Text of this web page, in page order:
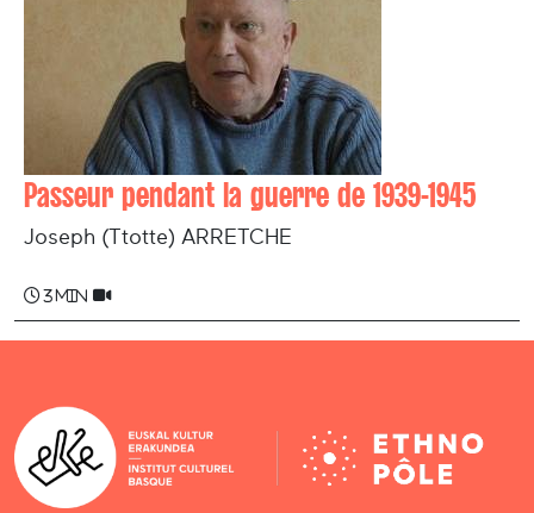
Passeur pendant la guerre de 1939-1945
Joseph (Ttotte) ARRETCHE
3 min